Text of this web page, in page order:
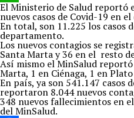
WhatsApp
El Ministerio de Salud reportó
nuevos casos de Covid-19 en
En total, son 11.225 los casos
departamento.
Los nuevos contagios se
Santa Marta y 36 en el resto
Así mismo el MinSalud
Marta, 1 en Ciénaga, 1 en
En país, ya son 541.147 casos
reportaron 8.044 nuevos
348 nuevos fallecimientos en
del MinSalud.